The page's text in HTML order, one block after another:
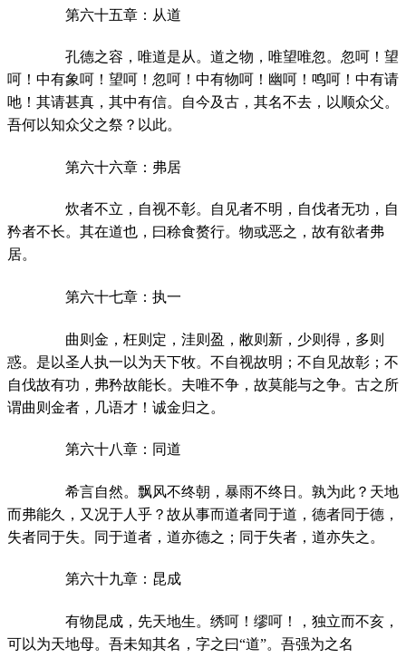
第六十五章：从道
孔德之容，唯道是从。道之物，唯望唯忽。忽呵！望
呵！中有象呵！望呵！忽呵！中有物呵！幽呵！鸣呵！中有请
吔！其请甚真，其中有信。自今及古，其名不去，以顺众父。
吾何以知众父之祭？以此。
第六十六章：弗居
炊者不立，自视不彰。自见者不明，自伐者无功，自
矜者不长。其在道也，曰稌食赘行。物或恶之，故有欲者弗
居。
第六十七章：执一
曲则金，枉则定，洼则盈，敝则新，少则得，多则
惑。是以圣人执一以为天下牧。不自视故明；不自见故彰；不
自伐故有功，弗矜故能长。夫唯不争，故莫能与之争。古之所
谓曲则金者，几语才！诚金归之。
第六十八章：同道
希言自然。飘风不终朝，暴雨不终日。孰为此？天地
而弗能久，又况于人乎？故从事而道者同于道，德者同于德，
失者同于失。同于道者，道亦德之；同于失者，道亦失之。
第六十九章：昆成
有物昆成，先天地生。绣呵！缪呵！，独立而不亥，
可以为天地母。吾未知其名，字之曰“道”。吾强为之名